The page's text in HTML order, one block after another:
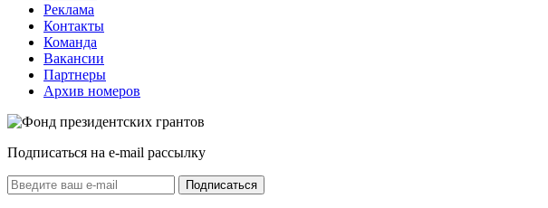
Реклама
Контакты
Команда
Вакансии
Партнеры
Архив номеров
Подписаться на e-mail рассылку
Подписаться